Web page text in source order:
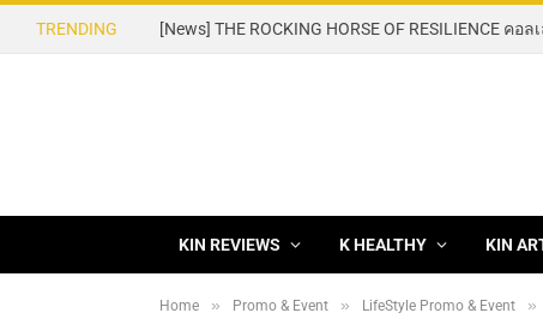
TRENDING
KIN REVIEWS K HEALTHY KIN
Home » Promo & Event » LifeStyle Promo & Event »